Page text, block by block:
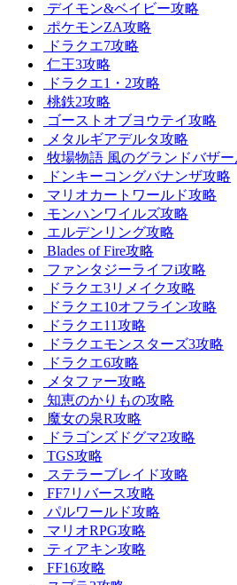
デイモン&ベイビー攻略
ポケモンZA攻略
ドラクエ7攻略
仁王3攻略
ドラクエ1・2攻略
桃鉄2攻略
ゴーストオブヨウテイ攻略
メタルギアデルタ攻略
牧場物語 風のグランドバザー
ドンキーコングバナンザ攻略
マリオカートワールド攻略
モンハンワイルズ攻略
エルデンリング攻略
Blades of Fire攻略
ファンタジーライフi攻略
ドラクエ3リメイク攻略
ドラクエ10オフライン攻略
ドラクエ11攻略
ドラクエモンスターズ3攻略
ドラクエ6攻略
メタファー攻略
知恵のかりもの攻略
魔女の泉R攻略
ドラゴンズドグマ2攻略
TGS攻略
ステラーブレイド攻略
FF7リバース攻略
パルワールド攻略
マリオRPG攻略
ティアキン攻略
FF16攻略